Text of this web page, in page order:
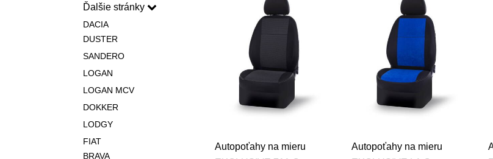
Autopoťahy na mieru
Autopoťahy na mieru
Ďalšie stránky
DACIA
DUSTER
SANDERO
LOGAN
LOGAN MCV
DOKKER
LODGY
FIAT
BRAVA